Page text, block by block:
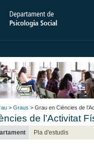
> Graus > Grau en Ciències de
de l’Activitat
Pla d'estudis